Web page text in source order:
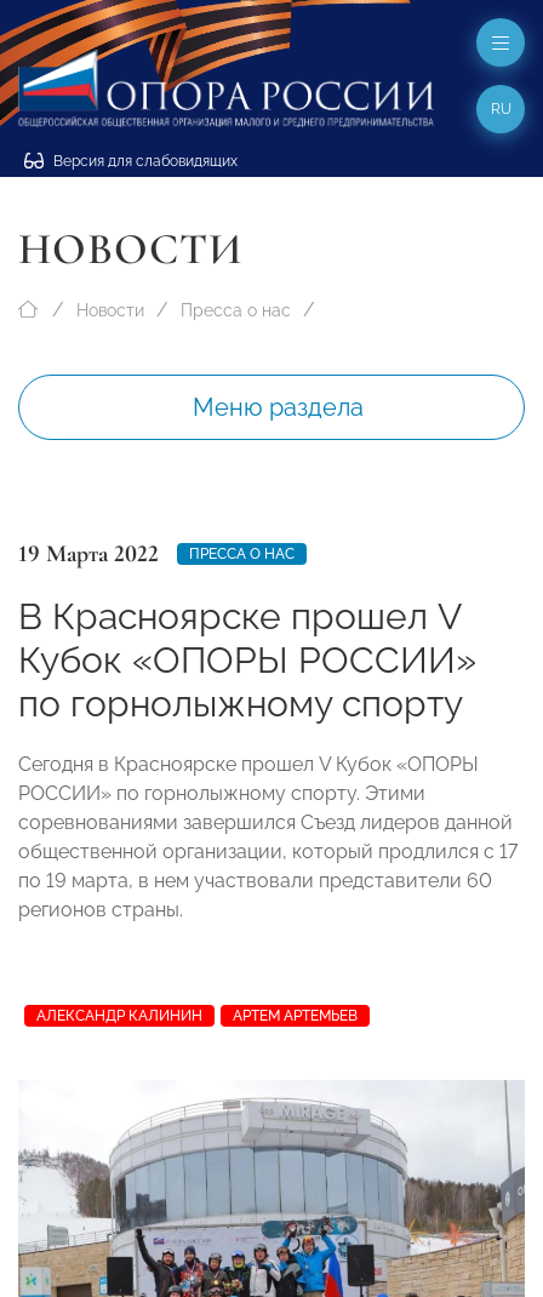
Версия для слабовидящих
RU
НОВОСТИ
Новости Пресса о нас
Меню раздела
19 Марта 2022 ПРЕССА О НАС
В Красноярске прошел V
Кубок «ОПОРЫ РОССИИ»
по горнолыжному спорту
Сегодня в Красноярске прошел V Кубок «ОПОРЫ
РОССИИ» по горнолыжному спорту. Этими
соревнованиями завершился Съезд лидеров данной
общественной организации, который продлился с 17
по 19 марта, в нем участвовали представители 60
регионов страны.
АЛЕКСАНДР КАЛИНИН АРТЕМ АРТЕМЬЕВ